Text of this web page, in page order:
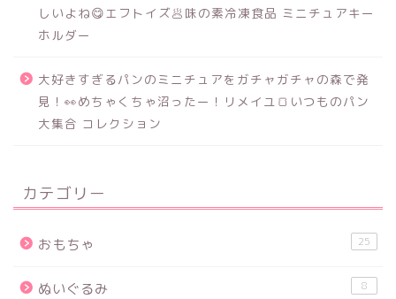
しいよね😋エフトイズ🥟味の素冷凍食品 ミニチュアキー
ホルダー
大好きすぎるパンのミニチュアをガチャガチャの森で発
見！👀めちゃくちゃ沼ったー！リメイユ🍞いつものパン
大集合 コレクション
カテゴリー
おもちゃ 25
ぬいぐるみ 8